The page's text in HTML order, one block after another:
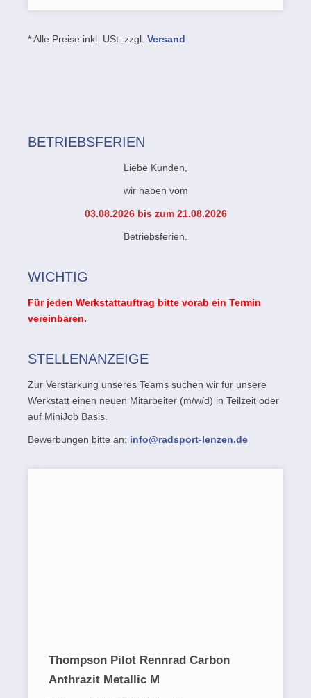
* Alle Preise inkl. USt. zzgl. Versand
BETRIEBSFERIEN
Liebe Kunden,
wir haben vom
03.08.2026 bis zum 21.08.2026
Betriebsferien.
WICHTIG
Für jeden Werkstattauftrag bitte vorab ein Termin
vereinbaren.
STELLENANZEIGE
Zur Verstärkung unseres Teams suchen wir für unsere
Werkstatt einen neuen Mitarbeiter (m/w/d) in Teilzeit oder
auf MiniJob Basis.
Bewerbungen bitte an: info@radsport-lenzen.de
Thompson Pilot Rennrad Carbon
Anthrazit Metallic M